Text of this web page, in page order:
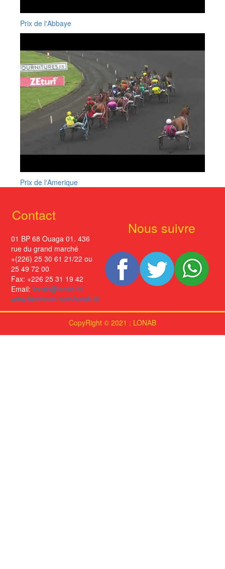
Prix de l'Abbaye
Prix de l'Amerique
Contact
01 BP 68 Ouaga 01. 436
rue du grand marché
+(226) 25 30 61 21/22 ou
25 49 72 00
Fax: +226 25 31 19 42
Email: lonab@lonab.bf
www.facebook.com/lonab.bf
Nous suivre
CopyRight © 2021 : LONAB